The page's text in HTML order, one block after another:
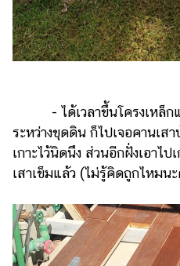
- ได้เวลาขึ้นโครงเหล็กแ
ระหว่างขุดดิน ก็ไปเจอคานเส
เกาะไว้นิดนึง ส่วนอีกฝั่งเอาไ
เสาเข็มแล้ว (ไม่รู้คิดถูกไหมน